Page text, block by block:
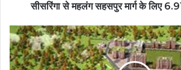
सीसरिंगा से महलंग सहसपुर मार्ग के लिए